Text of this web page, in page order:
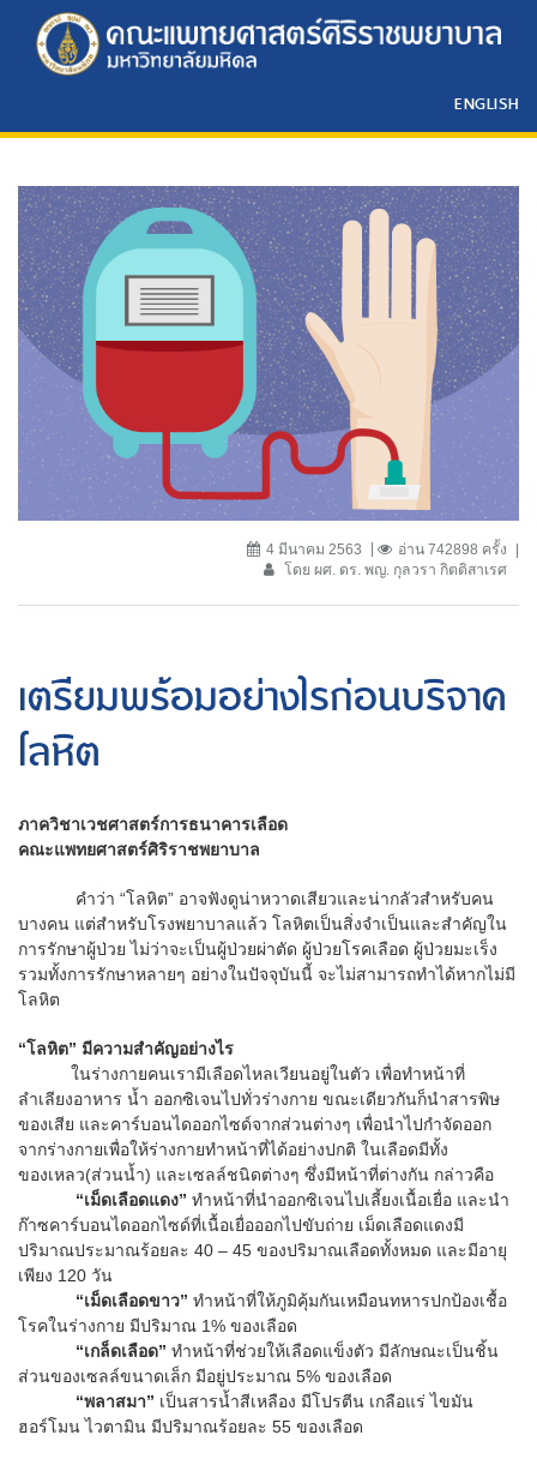
ENGLISH
4 มีนาคม 2563
อ่าน 742898 ครั้ง
โดย ผศ. ดร. พญ. กุลวรา กิตติสาเรศ
เตรียมพร้อมอย่างไรก่อนบริจาค
โลหิต
ภาควิชาเวชศาสตร์การธนาคารเลือด
คณะแพทยศาสตร์ศิริราชพยาบาล
คำว่า “โลหิต” อาจฟังดูน่าหวาดเสียวและน่ากลัวสำหรับคน
บางคน แต่สำหรับโรงพยาบาลแล้ว โลหิตเป็นสิ่งจำเป็นและสำคัญใน
การรักษาผู้ป่วย ไม่ว่าจะเป็นผู้ป่วยผ่าตัด ผู้ป่วยโรคเลือด ผู้ป่วยมะเร็ง
รวมทั้งการรักษาหลายๆ อย่างในปัจจุบันนี้ จะไม่สามารถทำได้หากไม่มี
โลหิต
“โลหิต” มีความสำคัญอย่างไร
ในร่างกายคนเรามีเลือดไหลเวียนอยู่ในตัว เพื่อทำหน้าที่
ลำเลียงอาหาร น้ำ ออกซิเจนไปทั่วร่างกาย ขณะเดียวกันก็นำสารพิษ
ของเสีย และคาร์บอนไดออกไซด์จากส่วนต่างๆ เพื่อนำไปกำจัดออก
จากร่างกายเพื่อให้ร่างกายทำหน้าที่ได้อย่างปกติ ในเลือดมีทั้ง
ของเหลว(ส่วนน้ำ) และเซลล์ชนิดต่างๆ ซึ่งมีหน้าที่ต่างกัน กล่าวคือ
“เม็ดเลือดแดง” ทำหน้าที่นำออกซิเจนไปเลี้ยงเนื้อเยื่อ และนำ
ก๊าซคาร์บอนไดออกไซด์ที่เนื้อเยื่อออกไปขับถ่าย เม็ดเลือดแดงมี
ปริมาณประมาณร้อยละ 40 – 45 ของปริมาณเลือดทั้งหมด และมีอายุ
เพียง 120 วัน
“เม็ดเลือดขาว” ทำหน้าที่ให้ภูมิคุ้มกันเหมือนทหารปกป้องเชื้อ
โรคในร่างกาย มีปริมาณ 1% ของเลือด
“เกล็ดเลือด” ทำหน้าที่ช่วยให้เลือดแข็งตัว มีลักษณะเป็นชิ้น
ส่วนของเซลล์ขนาดเล็ก มีอยู่ประมาณ 5% ของเลือด
“พลาสมา” เป็นสารน้ำสีเหลือง มีโปรตีน เกลือแร่ ไขมัน
ฮอร์โมน ไวตามิน มีปริมาณร้อยละ 55 ของเลือด